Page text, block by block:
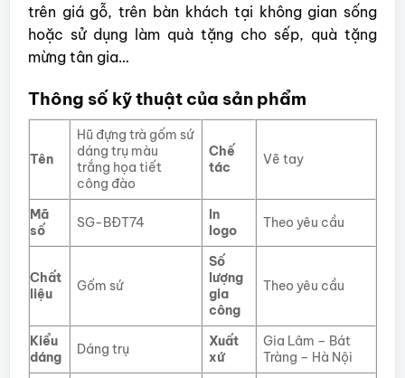
trên giá gỗ, trên bàn khách tại không gian sống
hoặc sử dụng làm quà tặng cho sếp, quà tặng
mừng tân gia…
Thông số kỹ thuật của sản phẩm
Tên
Hũ đựng trà gốm sứ
dáng trụ màu
trắng họa tiết
công đào
Chế
tác
Vẽ tay
Mã
số
SG-BĐT74
In
logo
Theo yêu cầu
Chất
liệu
Gốm sứ
Số
lượng
gia
công
Theo yêu cầu
Kiểu
dáng
Dáng trụ
Xuất
xứ
Gia Lâm – Bát
Tràng – Hà Nội